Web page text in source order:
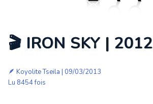
🎬 IRON SKY | 2012
🪶 Koyolite Tseila | 09/03/2013
Lu 8454 fois